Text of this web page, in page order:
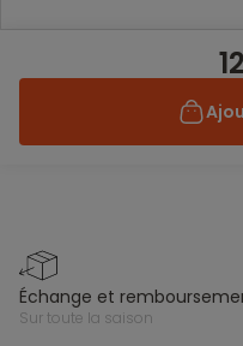
échange et
sur toute la saison